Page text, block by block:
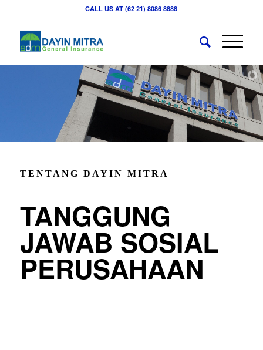
CALL US AT (62 21) 8086 8888
TENTANG DAYIN MITRA
TANGGUNG
JAWAB SOSIAL
PERUSAHAAN